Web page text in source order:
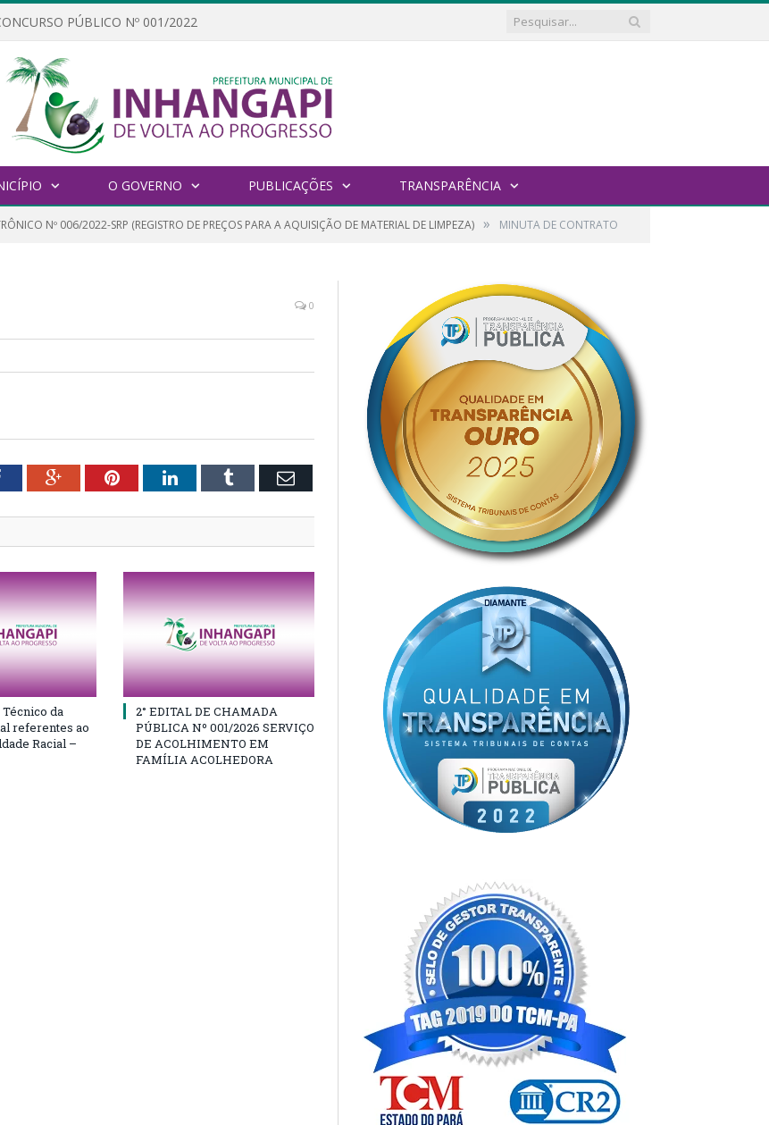
PÚBLICO Nº 001/2022
O GOVERNO PUBLICAÇÕES TRANSPARÊNCIA
Nº 006/2022-SRP (REGISTRO DE PREÇOS PARA A AQUISIÇÃO DE MATERIAL DE LIMPEZA) » MINUTA DE CONTRATO
0
FacebookGoogle+PinterestLinkedInTumblr Email
da
referentes ao
Racial –
2° EDITAL DE CHAMADA
PÚBLICA Nº 001/2026 SERVIÇO
DE ACOLHIMENTO EM
FAMÍLIA ACOLHEDORA